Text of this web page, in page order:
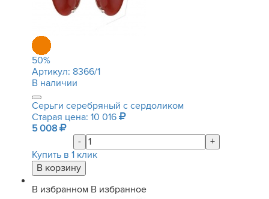
50%
Артикул: 8366/1
В наличии
Серьги серебряный с сердоликом
Старая цена: 10 016
5 008
-
+
Купить в 1 клик
В избранном В избранное